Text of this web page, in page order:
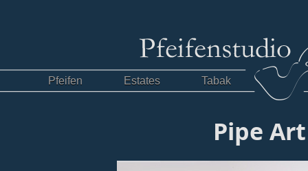
Pfeifen Estates Tabak
Pipe